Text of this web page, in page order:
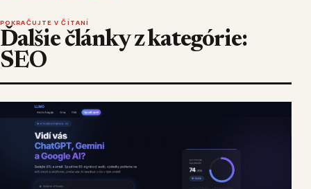
POKRAČUJTE V ČÍTANÍ
Ďalšie články z kategórie:
SEO